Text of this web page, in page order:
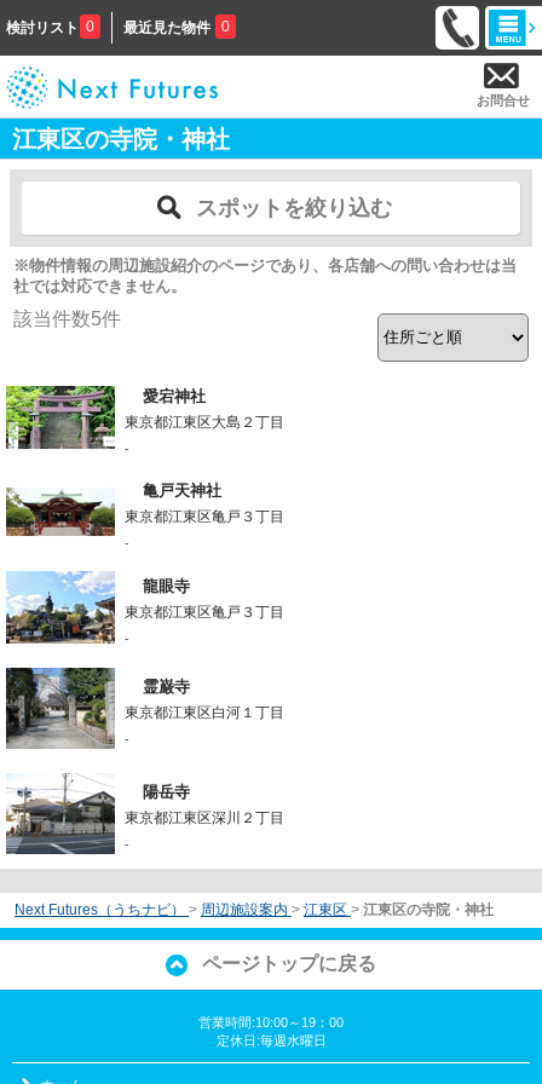
検討リスト 0 最近見た物件 0
お問合せ
江東区の寺院・神社
スポットを絞り込む
※物件情報の周辺施設紹介のページであり、各店舗への問い合わせは当
社では対応できません。
該当件数5件
愛宕神社
東京都江東区大島２丁目
-
亀戸天神社
東京都江東区亀戸３丁目
-
龍眼寺
東京都江東区亀戸３丁目
-
霊巌寺
東京都江東区白河１丁目
-
陽岳寺
東京都江東区深川２丁目
-
Next Futures（うちナビ） > 周辺施設案内 > 江東区 > 江東区の寺院・神社
ページトップに戻る
営業時間:10:00～19：00
定休日:毎週水曜日